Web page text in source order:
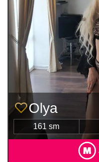
Olya
161 sm